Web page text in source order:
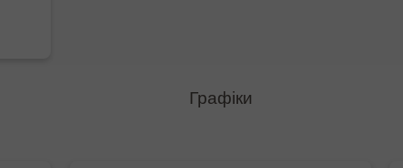
Графіки